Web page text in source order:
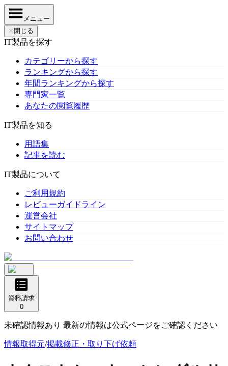
メニュー
✕ 閉じる
IT製品を探す
カテゴリーから探す
ランキングから探す
年間ランキングから探す
専門家一覧
あなたの閲覧履歴
IT製品を知る
用語集
記事を読む
IT製品について
ご利用規約
レビューガイドライン
運営会社
サイトマップ
お問い合わせ
資料請求
0
未確認情報あり 最新の情報は公式ページをご確認ください
情報取得元/掲載修正・取り下げ依頼